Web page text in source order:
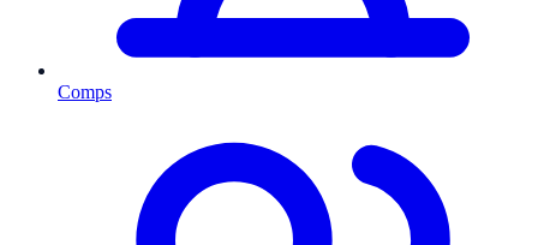
Comps